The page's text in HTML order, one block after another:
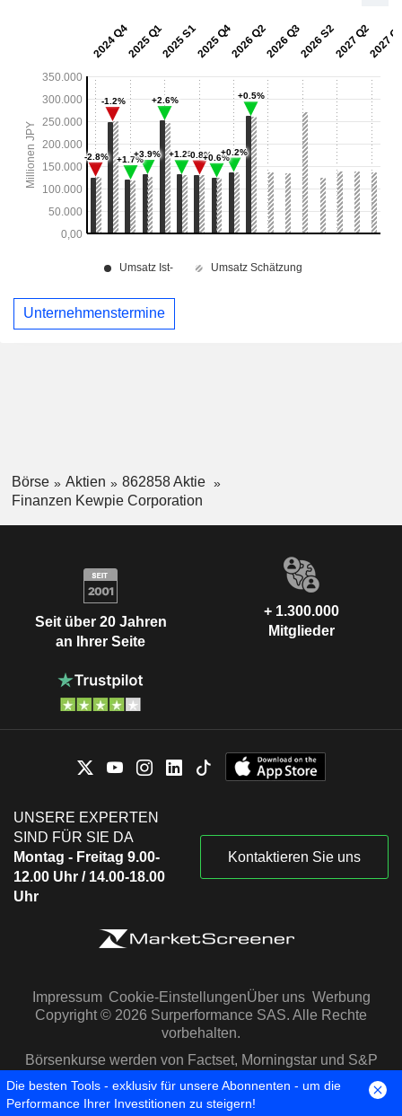
Unternehmenstermine
Börse Aktien
862858 Aktie
Finanzen Kewpie Corporation
Seit über 20 Jahren
an Ihrer Seite
+ 1.300.000
Mitglieder
UNSERE EXPERTEN
SIND FÜR SIE DA
Montag - Freitag 9.00-
12.00 Uhr / 14.00-18.00
Uhr
Kontaktieren Sie uns
Impressum Cookie-EinstellungenÜber uns Werbung
Copyright © 2026 Surperformance SAS. Alle Rechte
vorbehalten.
Börsenkurse werden von Factset, Morningstar und S&P
Capital IQ zur Verfügung gestellt
Die besten Tools - exklusiv für unsere Abonnenten - um die
Performance Ihrer Investitionen zu steigern!